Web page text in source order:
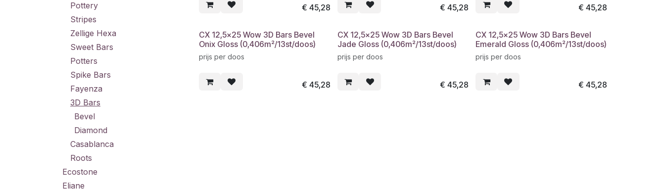
Pottery
Stripes
Zellige Hexa
Sweet Bars
Potters
Spike Bars
Fayenza
3D Bars
Bevel
Diamond
Casablanca
Roots
Ecostone
Eliane
€ 45,28 €45,28 € 45,28
CX 12,5x25 Wow 3D Bars Bevel
Onix Gloss (0,406m²/13st/doos)
prijs per doos
€ 45,28
CX 12,5x25 Wow 3D Bars Bevel
Jade Gloss (0,406m²/13st/doos)
prijs per doos
€45,28
CX 12,5x25 Wow 3D Bars Bevel
Emerald Gloss (0,406m²/13st/doos)
prijs per doos
€ 45,28